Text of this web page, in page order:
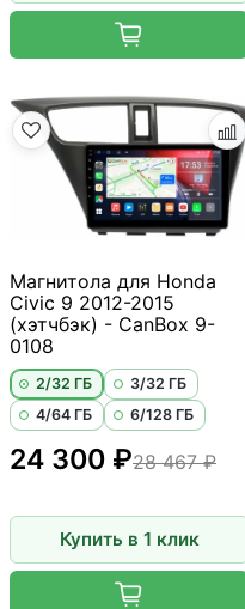
Магнитола для Honda
Civic 9 2012-2015
(хэтчбэк) - CanBox 9-
0108
2/32 ГБ
3/32 ГБ
4/64 ГБ
6/128 ГБ
24 300 ₽28 467 ₽
Купить в 1 клик